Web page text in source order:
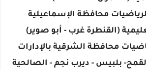
محافظة الإسماعيلية
(القنطرة غرب - أبو صوير)
محافظة الشرقية بالإدارات
بلبيس - ديرب نجم - الصالحية